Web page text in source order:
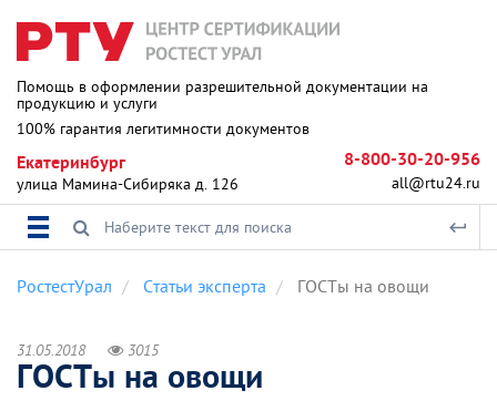
Помощь в оформлении разрешительной документации на
продукцию и услуги
100% гарантия легитимности документов
Екатеринбург
улица Мамина-Сибиряка д. 126
8-800-30-20-956
all@rtu24.ru
РостестУрал Статьи эксперта ГОСТы на овощи
31.05.2018 3015
ГОСТы на овощи